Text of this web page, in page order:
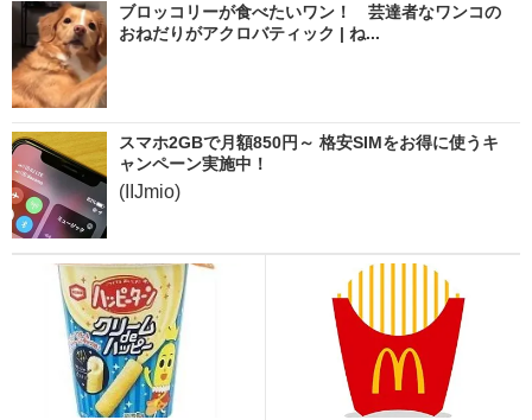
ブロッコリーが食べたいワン！ 芸達者なワンコの
おねだりがアクロバティック | ね...
スマホ2GBで月額850円～ 格安SIMをお得に使うキ
ャンペーン実施中！
(IIJmio)